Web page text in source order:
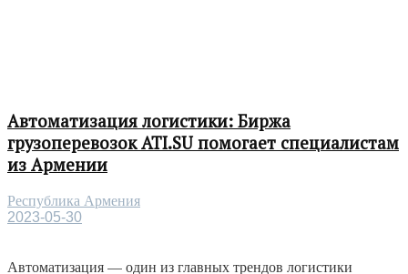
Автоматизация логистики: Биржа
грузоперевозок ATI.SU помогает специалистам
из Армении
Республика Армения
2023-05-30
Автоматизация — один из главных трендов логистики